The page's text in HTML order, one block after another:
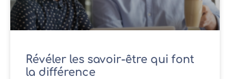
Révéler les savoir-être qui font
la différence